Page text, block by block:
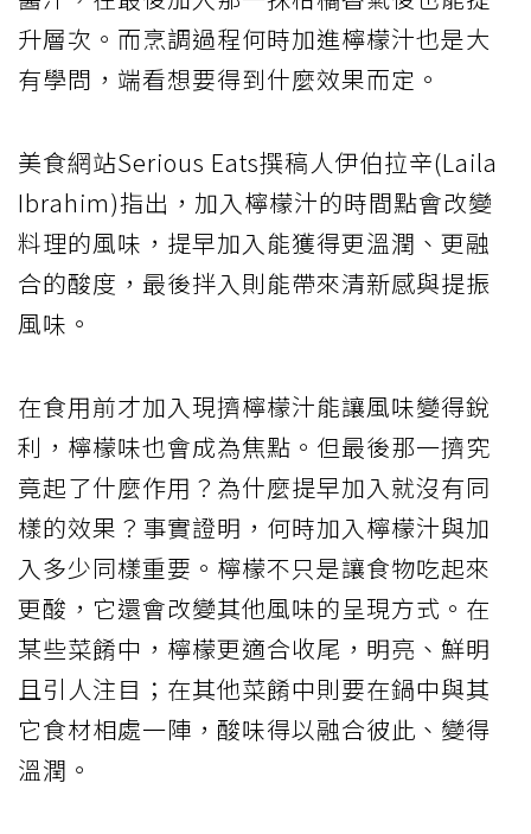
升層次。而烹調過程何時加進檸檬汁也是大
有學問，端看想要得到什麼效果而定。
美食網站Serious Eats撰稿人伊伯拉辛(Laila
Ibrahim)指出，加入檸檬汁的時間點會改變
料理的風味，提早加入能獲得更溫潤、更融
合的酸度，最後拌入則能帶來清新感與提振
風味。
在食用前才加入現擠檸檬汁能讓風味變得銳
利，檸檬味也會成為焦點。但最後那一擠究
竟起了什麼作用？為什麼提早加入就沒有同
樣的效果？事實證明，何時加入檸檬汁與加
入多少同樣重要。檸檬不只是讓食物吃起來
更酸，它還會改變其他風味的呈現方式。在
某些菜餚中，檸檬更適合收尾，明亮、鮮明
且引人注目；在其他菜餚中則要在鍋中與其
它食材相處一陣，酸味得以融合彼此、變得
溫潤。